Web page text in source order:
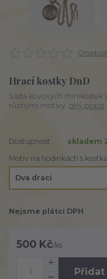
Hrací kostky DnD
Sada kovových minikostek
různými motivy. celý popis
Dostupnost
skladem
Motiv na hodinkách s
Nejsme plátci DPH
500 Kč/ks
Přidat